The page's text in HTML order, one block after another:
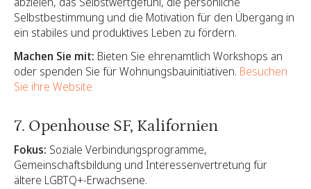
Selbstbestimmung und die Motivation für den Übergang in
ein stabiles und produktives Leben zu fördern.
Machen Sie mit: Bieten Sie ehrenamtlich Workshops an
oder spenden Sie für Wohnungsbauinitiativen. Besuchen
Sie ihre Website
7. Openhouse SF, Kalifornien
Fokus: Soziale Verbindungsprogramme,
Gemeinschaftsbildung und Interessenvertretung für
ältere LGBTQ+-Erwachsene.